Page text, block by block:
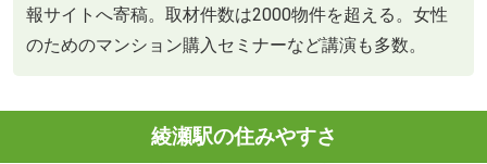
報サイトへ寄稿。取材件数は2000物件を超える。女性
のためのマンション購入セミナーなど講演も多数。
綾瀬駅の住みやすさ